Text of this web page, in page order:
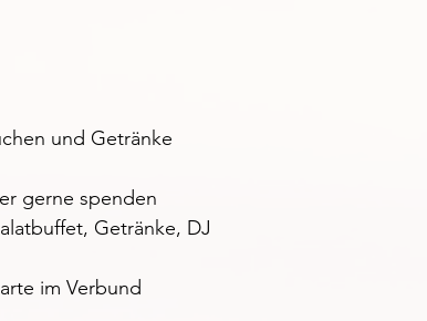
und Getränke
gerne spenden
Getränke, DJ
im Verbund